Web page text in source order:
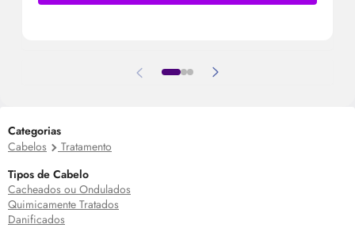
Categorias
Cabelos
Tratamento
Tipos de Cabelo
Cacheados ou Ondulados
Quimicamente Tratados
Danificados